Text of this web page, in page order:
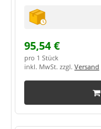
95,54 €
pro 1 Stück
inkl. MwSt. zzgl. Versand